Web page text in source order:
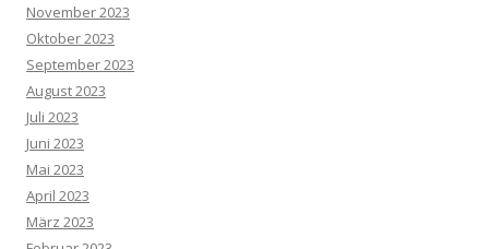
November 2023
Oktober 2023
September 2023
August 2023
Juli 2023
Juni 2023
Mai 2023
April 2023
März 2023